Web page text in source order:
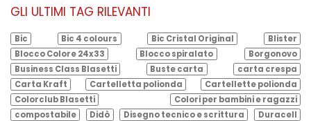
GLI ULTIMI TAG RILEVANTI
Bic Bic 4 colours Bic Cristal Original
Blister
Blocco Colore 24x33
Blocco spiralato
Borgonovo
Business Class Blasetti
Buste carta
carta crespa
Carta Kraft
Cartelletta polionda
Cartellette polionda
Colorclub Blasetti
Colori per bambini e ragazzi
compostabile
Didò Disegno tecnico e scrittura
Duracell